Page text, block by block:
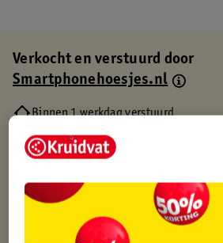
Verkocht en verstuurd door
Smartphonehoesjes.nl
Binnen 1 werkdag verstuurd
Gratis thuisbezorgd
Gratis retourneren via verkooppartner.